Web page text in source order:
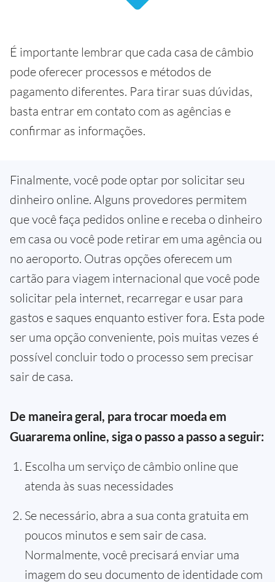
É importante lembrar que cada casa de câmbio
pode oferecer processos e métodos de
pagamento diferentes. Para tirar suas dúvidas,
basta entrar em contato com as agências e
confirmar as informações.
Finalmente, você pode optar por solicitar seu
dinheiro online. Alguns provedores permitem
que você faça pedidos online e receba o dinheiro
em casa ou você pode retirar em uma agência ou
no aeroporto. Outras opções oferecem um
cartão para viagem internacional que você pode
solicitar pela internet, recarregar e usar para
gastos e saques enquanto estiver fora. Esta pode
ser uma opção conveniente, pois muitas vezes é
possível concluir todo o processo sem precisar
sair de casa.
De maneira geral, para trocar moeda em
Guararema online, siga o passo a passo a seguir:
Escolha um serviço de câmbio online que
atenda às suas necessidades
Se necessário, abra a sua conta gratuita em
poucos minutos e sem sair de casa.
Normalmente, você precisará enviar uma
imagem do seu documento de identidade com